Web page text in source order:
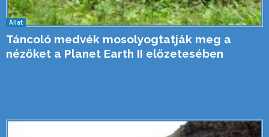
Állat
Táncoló medvék mosolyogtatják meg a
nézőket a Planet Earth II előzetesében